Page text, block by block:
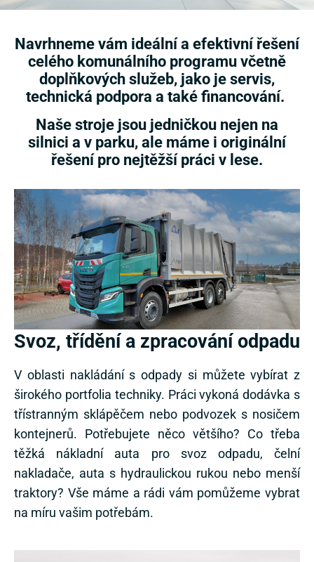
Navrhneme vám ideální a efektivní řešení
celého komunálního programu včetně
doplňkových služeb, jako je servis,
technická podpora a také financování.
Naše stroje jsou jedničkou nejen na
silnici a v parku, ale máme i originální
řešení pro nejtěžší práci v lese.
Svoz, třídění a zpracování odpadu
V oblasti nakládání s odpady si můžete vybírat z
širokého portfolia techniky. Práci vykoná dodávka s
třístranným sklápěčem nebo podvozek s nosičem
kontejnerů. Potřebujete něco většího? Co třeba
těžká nákladní auta pro svoz odpadu, čelní
nakladače, auta s hydraulickou rukou nebo menší
traktory? Vše máme a rádi vám pomůžeme vybrat
na míru vašim potřebám.